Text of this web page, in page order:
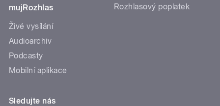
mujRozhlas
Živé vysílání
Audioarchiv
Podcasty
Mobilní aplikace
Rozhlasový poplatek
Sledujte nás